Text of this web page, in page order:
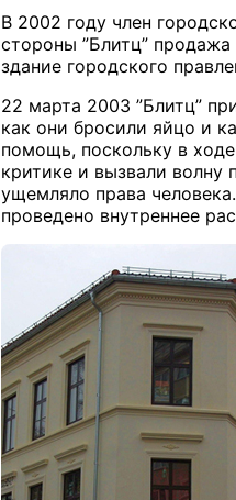
В 2002 году член
стороны ”Блитц”
здание городского
22 марта 2003 ”Блитц”
как они бросили яйцо и
помощь, поскольку в
критике и вызвали волну
ущемляло права
проведено внутреннее